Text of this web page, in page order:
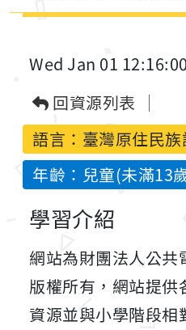
Wed Jan 01
回資源列表
語言： 臺灣原住民
年齡：兒童(未滿13
學習介紹
網站為財團法人公共
版權所有，網站提供
資源並與小學階段相